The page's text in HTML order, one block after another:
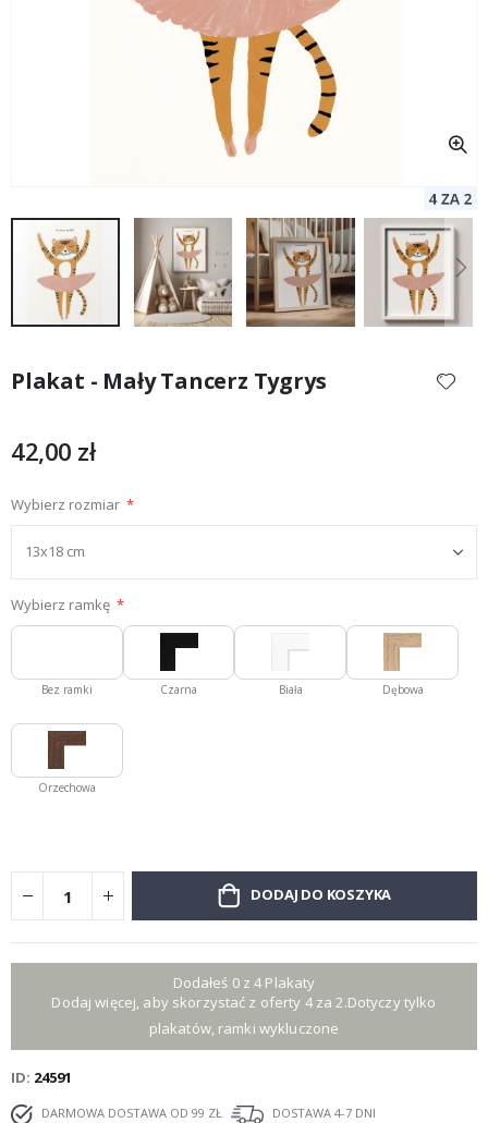
początek
Plakat - Mały Tancerz Tygrys
42,00 zł
Wybierz rozmiar
Wybierz ramkę
Bez ramki Czarna Biała Dębowa
Orzechowa
DODAJ DO KOSZYKA
Dodałeś 0 z 4 Plakaty
Dodaj więcej, aby skorzystać z oferty 4 za 2.Dotyczy tylko
plakatów, ramki wykluczone
ID 24591
DARMOWA DOSTAWA OD 99 ZŁ
DOSTAWA 4-7 DNI